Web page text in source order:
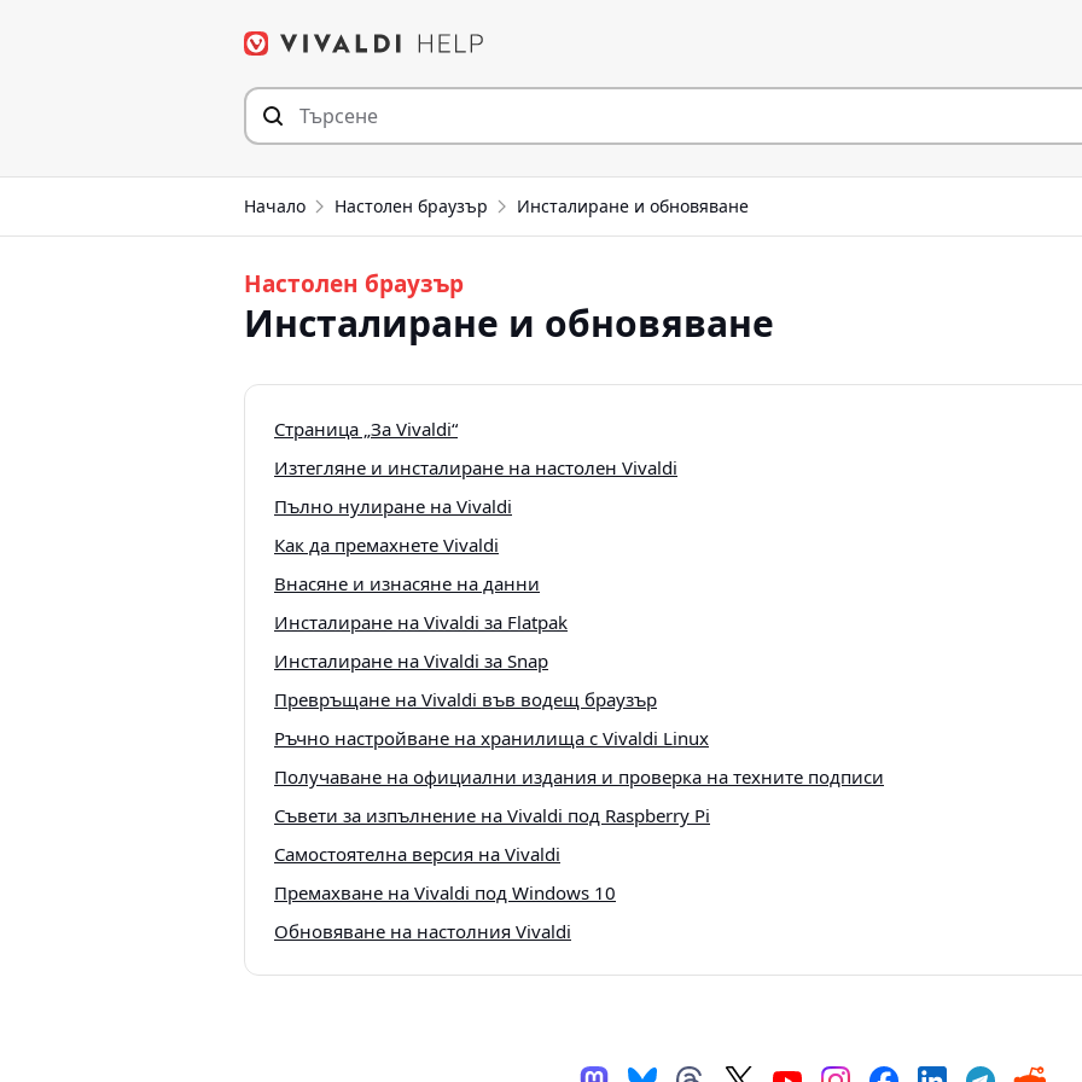
Начало Настолен браузър Инсталиране и обновяване
Настолен браузър
Инсталиране и обновяване
Страница „За Vivaldi“
Изтегляне и инсталиране на настолен Vivaldi
Пълно нулиране на Vivaldi
Как да премахнете Vivaldi
Внасяне и изнасяне на данни
Инсталиране на Vivaldi за Flatpak
Инсталиране на Vivaldi за Snap
Превръщане на Vivaldi във водещ браузър
Ръчно настройване на хранилища с Vivaldi Linux
Получаване на официални издания и проверка на техните подписи
Съвети за изпълнение на Vivaldi под Raspberry Pi
Самостоятелна версия на Vivaldi
Премахване на Vivaldi под Windows 10
Обновяване на настолния Vivaldi